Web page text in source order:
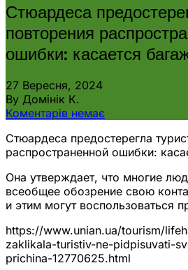
Стюардеса
повторения
ошибки: касается
27 Вересня, 2024
By Домінік К.
Коментарів немає
Стюардеса предостерегла
распространенной ошибки:
Она утверждает, что многие
всеобщее обозрение свою
и этим могут воспользоваться
https://www.unian.ua/tourism/
zaklikala-turistiv-ne-pidpisuvati-
prichina-12770625.html